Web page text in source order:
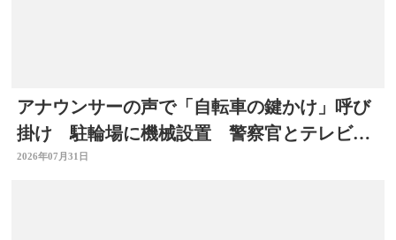
アナウンサーの声で「自転車の鍵かけ」呼び
掛け 駐輪場に機械設置 警察官とテレビ局
がタッグ 大分
2026年07月31日